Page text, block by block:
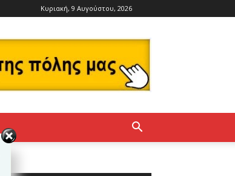
Κυριακή, 9 Αυγούστου, 2026